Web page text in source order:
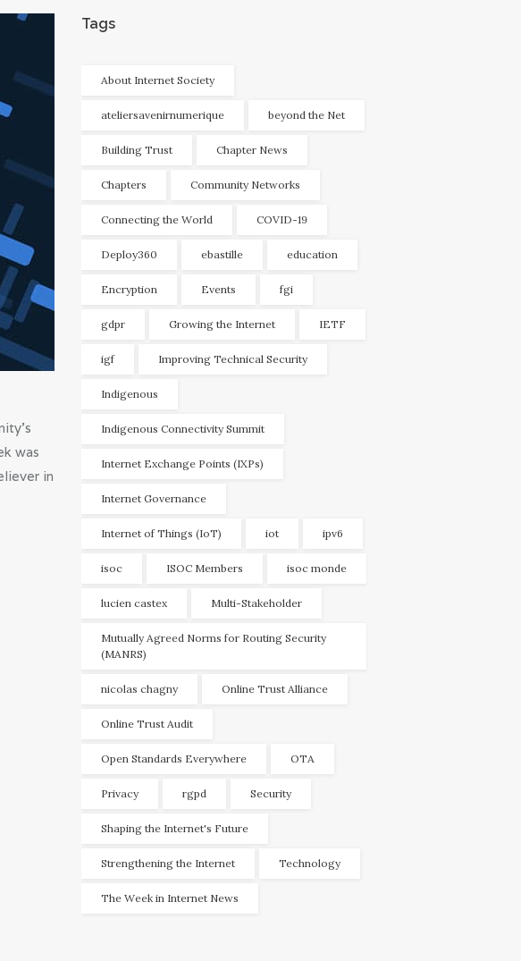
was
in
Tags
About Internet Society
ateliersavenirnumerique beyond the Net
Building Trust Chapter News
Chapters Community Networks
Connecting the World COVID-19
Deploy360 ebastille education
Encryption Events fgi
gdpr Growing the Internet IETF
igf Improving Technical Security
Indigenous
Indigenous Connectivity Summit
Internet Exchange Points (IXPs)
Internet Governance
Internet of Things (IoT) iot ipv6
isoc ISOC Members isoc monde
lucien castex Multi-Stakeholder
Mutually Agreed Norms for Routing Security
(MANRS)
nicolas chagny Online Trust Alliance
Online Trust Audit
Open Standards Everywhere OTA
Privacy rgpd Security
Shaping the Internet's Future
Strengthening the Internet Technology
The Week in Internet News